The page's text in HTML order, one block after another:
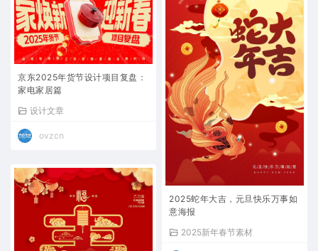
京东2025年货节设计项目复盘：
家电家居篇
设计文章
ovzcn
2025蛇年大吉，元旦快乐万事如
意海报
2025新年春节素材